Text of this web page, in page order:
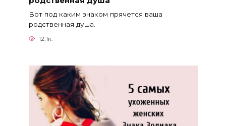
Вот под каким знаком прячется ваша
родственная душа.
12.1к.